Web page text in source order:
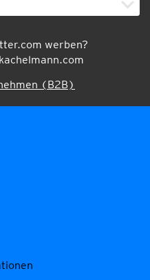
werben?
(B2B)